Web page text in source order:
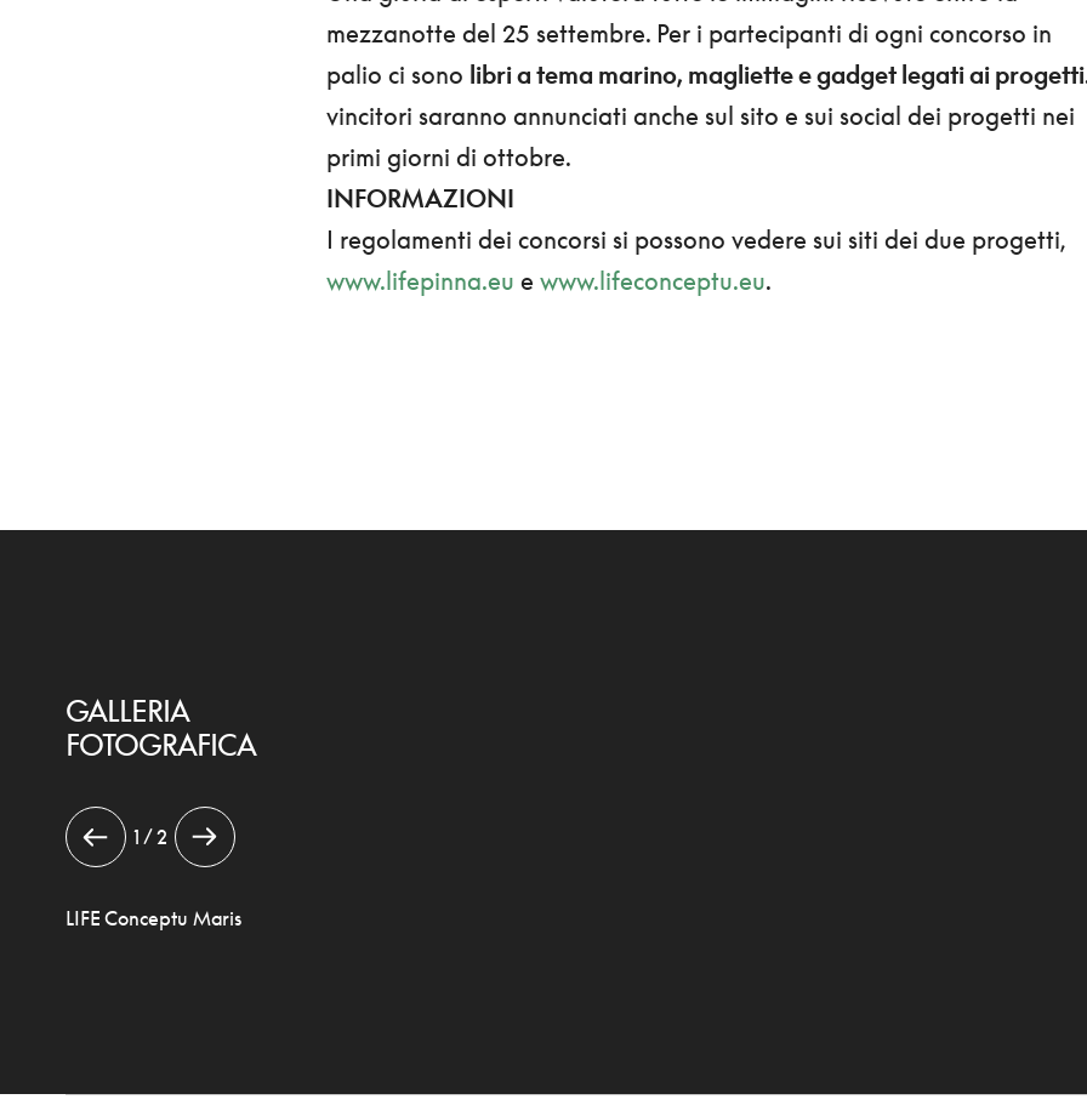
mezzanotte del 25 settembre. Per i partecipanti di ogni concorso in
palio ci sono libri a tema marino, magliette e gadget legati ai
vincitori saranno annunciati anche sul sito e sui social dei progetti nei
primi giorni di ottobre.
INFORMAZIONI
I regolamenti dei concorsi si possono vedere sui siti dei due progetti,
www.lifepinna.eu e www.lifeconceptu.eu.
GALLERIA
FOTOGRAFICA
1 / 2
LIFE Conceptu Maris